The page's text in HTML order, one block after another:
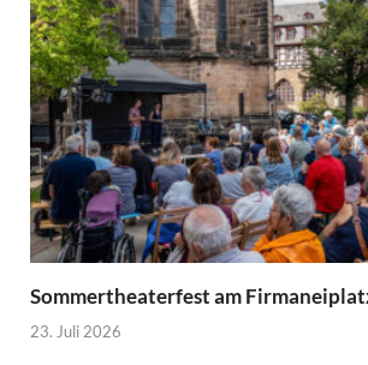
Sommertheaterfest am
23. Juli 2026